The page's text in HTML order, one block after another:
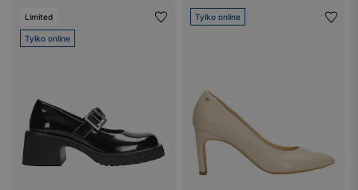
Limited
Tylko online
Tylko online